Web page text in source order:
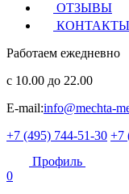
ОТЗЫВЫ
КОНТАКТЫ
Работаем ежедневно
с 10.00 до 22.00
E-mail:info@mechta-
+7 (495) 744-51-30 +7
Профиль
0